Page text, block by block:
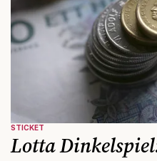
STICKET
Lotta